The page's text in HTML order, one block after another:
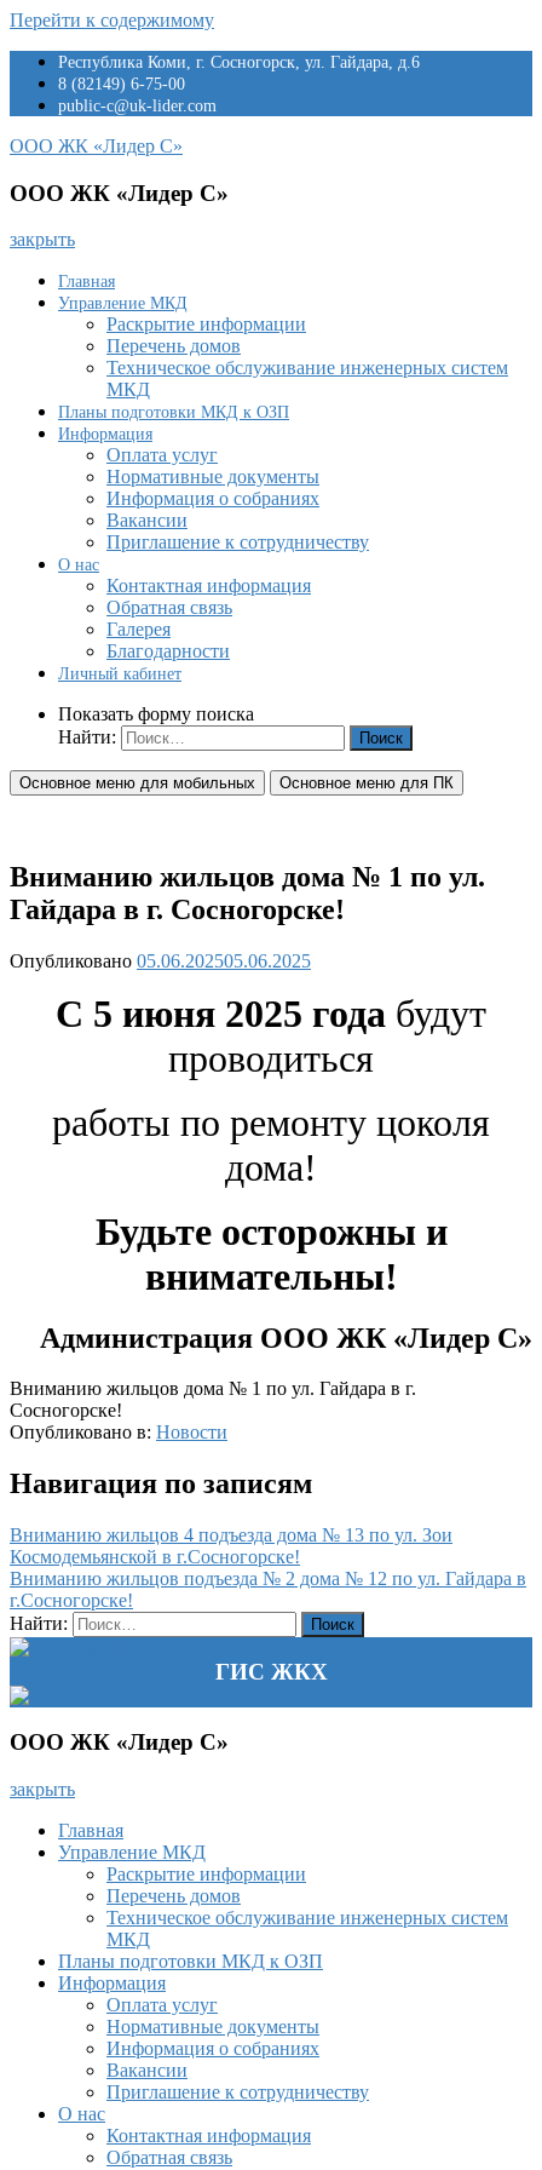
Перейти к содержимому
Республика Коми, г. Сосногорск, ул. Гайдара, д.6
8 (82149) 6-75-00
public-c@uk-lider.com
ООО ЖК «Лидер С»
ООО ЖК «Лидер С»
закрыть
Главная
Управление МКД
Раскрытие информации
Перечень домов
Техническое обслуживание инженерных систем
МКД
Планы подготовки МКД к ОЗП
Информация
Оплата услуг
Нормативные документы
Информация о собраниях
Вакансии
Приглашение к сотрудничеству
О нас
Контактная информация
Обратная связь
Галерея
Благодарности
Личный кабинет
Показать форму поиска
Найти:
Основное меню для мобильных Основное меню для ПК
Вниманию жильцов дома № 1 по ул.
Гайдара в г. Сосногорске!
Опубликовано 05.06.202505.06.2025
С 5 июня 2025 года будут
проводиться
работы по ремонту цоколя
дома!
Будьте осторожны и
внимательны!
Администрация ООО ЖК «Лидер С»
Вниманию жильцов дома № 1 по ул. Гайдара в г.
Сосногорске!
Опубликовано в: Новости
Навигация по записям
Вниманию жильцов 4 подъезда дома № 13 по ул. Зои
Космодемьянской в г.Сосногорске!
Вниманию жильцов подъезда № 2 дома № 12 по ул. Гайдара в
г.Сосногорске!
Найти:
ГИС ЖКХ
ООО ЖК «Лидер С»
закрыть
Главная
Управление МКД
Раскрытие информации
Перечень домов
Техническое обслуживание инженерных систем
МКД
Планы подготовки МКД к ОЗП
Информация
Оплата услуг
Нормативные документы
Информация о собраниях
Вакансии
Приглашение к сотрудничеству
О нас
Контактная информация
Обратная связь